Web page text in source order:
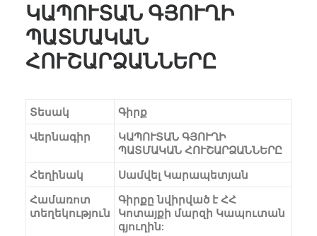
ԿԱՊՈՒՏԱՆ ԳՅՈՒՂԻ
ՊԱՏՄԱԿԱՆ
ՀՈՒՇԱՐՁԱՆՆԵՐԸ
Տեսակ
Գիրք
Վերնագիր
ԿԱՊՈՒՏԱՆ ԳՅՈՒՂԻ
ՊԱՏՄԱԿԱՆ ՀՈՒՇԱՐՁԱՆՆԵՐԸ
Հեղինակ
Սամվել Կարապետյան
Համառոտ
տեղեկություն
Գիրքը նվիրված է ՀՀ
Կոտայքի մարզի Կապուտան
գյուղին: